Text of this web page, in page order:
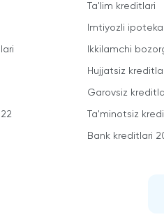
Ta'lim kreditlari
Imtiyozli ipoteka
Ikkilamchi
Hujjatsiz
Garovsiz
Ta'minotsiz
Bank kreditlari